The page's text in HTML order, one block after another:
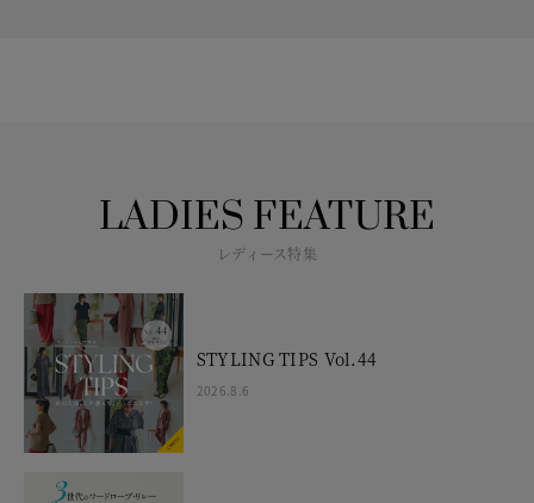
LADIES FEATURE
レディース特集
STYLING TIPS Vol.44
2026.8.6